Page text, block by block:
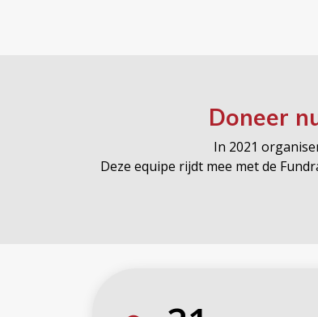
Doneer
In 2021
Deze equipe rijdt mee met de